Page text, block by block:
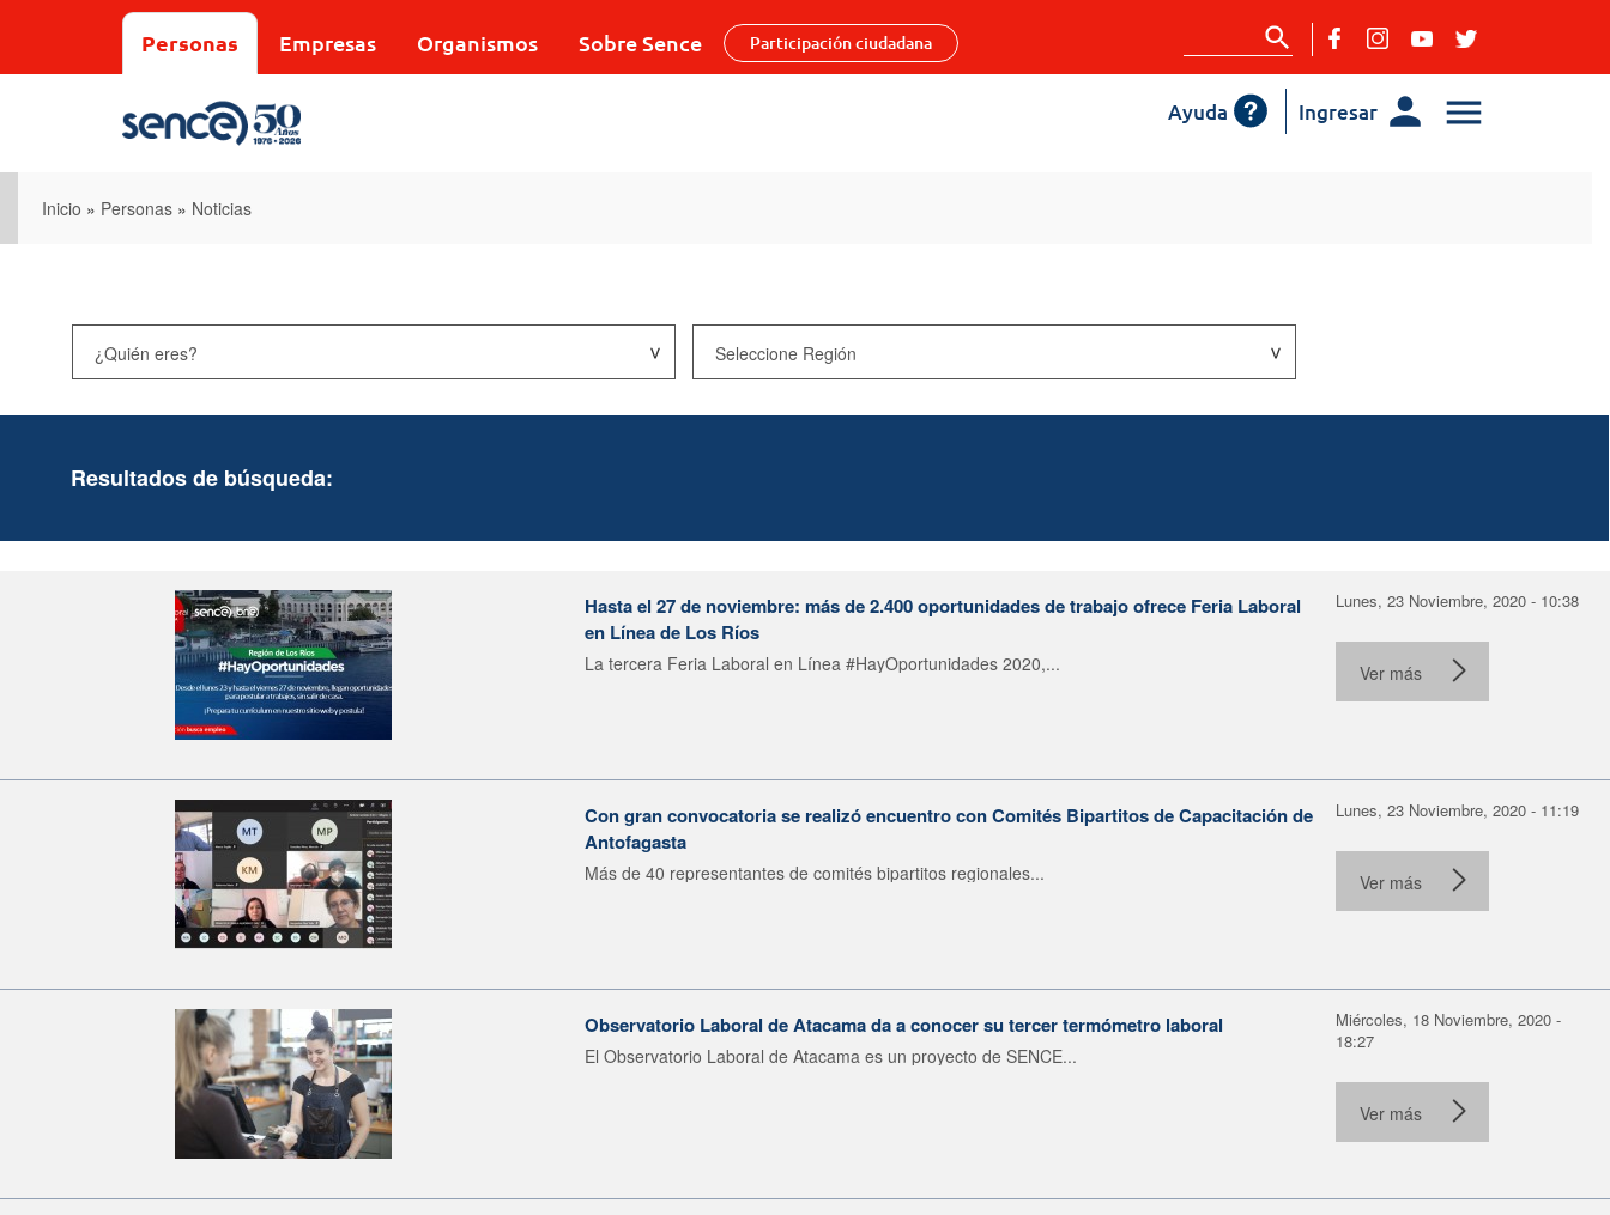
Personas Empresas Organismos Sobre Sence Participación ciudadana
Ingresar
Ayuda
Inicio » Personas » Noticias
Resultados de búsqueda:
Hasta el 27 de noviembre: más de 2.400 oportunidades de trabajo ofrece Feria Laboral
en Línea de Los Ríos
La tercera Feria Laboral en Línea #HayOportunidades 2020,...
Lunes, 23 Noviembre, 2020 - 10:38
Ver más
Con gran convocatoria se realizó encuentro con Comités Bipartitos de Capacitación de
Antofagasta
Más de 40 representantes de comités bipartitos regionales...
Lunes, 23 Noviembre, 2020 - 11:19
Ver más
Observatorio Laboral de Atacama da a conocer su tercer termómetro laboral
El Observatorio Laboral de Atacama es un proyecto de SENCE...
Miércoles, 18 Noviembre, 2020 -
18:27
Ver más